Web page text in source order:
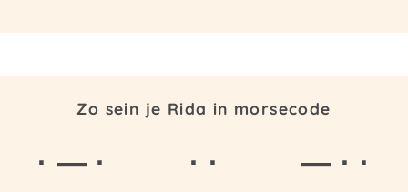
Zo sein je Rida in morsecode
· — · · ·
— · ·